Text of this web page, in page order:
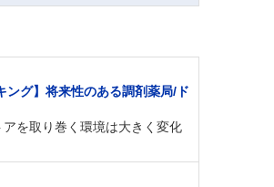
ング】将来性のある調剤薬局/ド
を取り巻く環境は大きく変化